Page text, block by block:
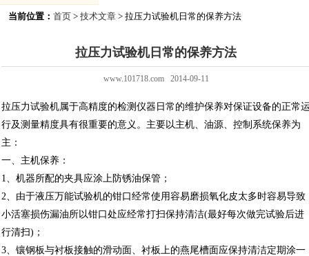
当前位置： 首页 > 技术文章 > 拉压力试验机日常的保养方法
拉压力试验机日常的保养方法
www.101718.com 2014-09-11
拉压力试验机属于高精度的检测仪器日常的维护保养对保证设备的正常
行及测量精度具有很重要的意义。主要以主机、油源、控制系统保养为
主：
一、主机保养：
1、机器所配的夹具应涂上防锈油保管；
2、由于液压万能试验机的钳口经常使用容易磨损氧化皮太多时容易导致
小活塞损伤漏油所以钳口处应经常打扫保持清洁(最好每次做完试验后进
行清扫)；
3、镶钢板与衬板接触的滑动面、衬板上的燕尾槽面应保持清洁定期涂一